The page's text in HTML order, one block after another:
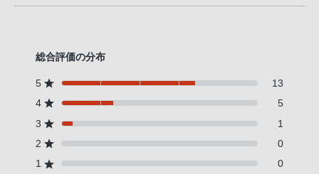
総合評価の分布
5
13
4
5
3
1
2
0
1
0